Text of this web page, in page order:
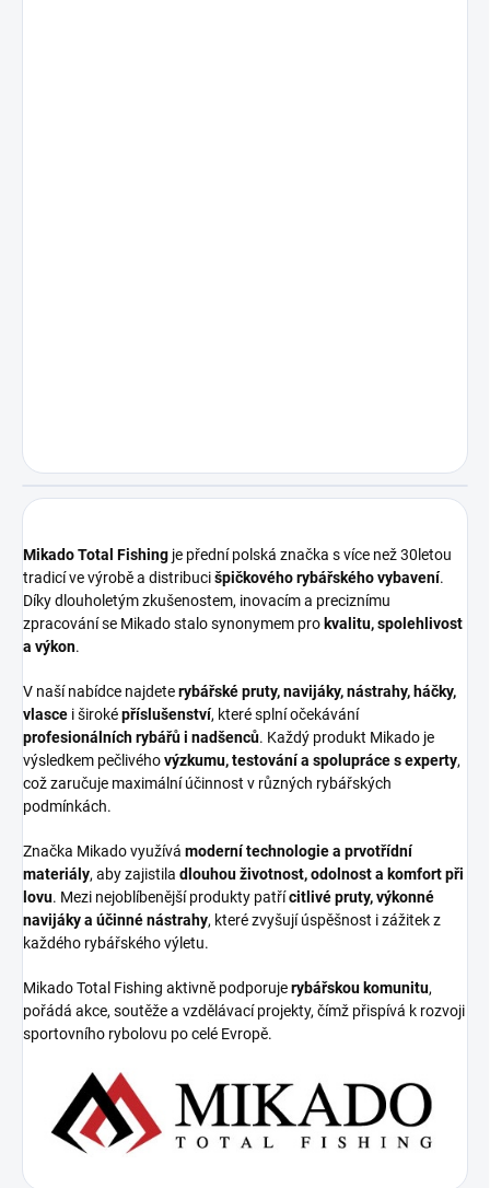
Mikado Total Fishing je přední polská značka s více než 30letou
tradicí ve výrobě a distribucišpičkového rybářského vybavení.
Díky dlouholetým zkušenostem, inovacím a preciznímu
zpracování se Mikado stalo synonymem pro kvalitu, spolehlivost
a výkon.
V naší nabídce najdeterybářské pruty, navijáky, nástrahy, háčky,
vlasce i široképříslušenství, které splní očekávání
profesionálních rybářů i nadšenců. Každý produkt Mikado je
výsledkem pečlivéhovýzkumu, testování a spolupráce s experty,
což zaručuje maximální účinnost v různých rybářských
podmínkách.
Značka Mikado využívá moderní technologie a prvotřídní
materiály, aby zajistila dlouhou životnost, odolnost a komfort při
lovu. Mezi nejoblíbenější produkty patřícitlivé pruty, výkonné
navijáky a účinné nástrahy, které zvyšují úspěšnost i zážitek z
každého rybářského výletu.
Mikado Total Fishing aktivně podporujerybářskou komunitu,
pořádá akce, soutěže a vzdělávací projekty, čímž přispívá k rozvoji
sportovního rybolovu po celé Evropě.